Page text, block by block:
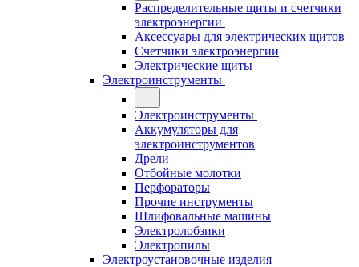
Распределительные щиты и счетчики
электроэнергии
Аксессуары для электрических щитов
Счетчики электроэнергии
Электрические щиты
Электроинструменты
Электроинструменты
Аккумуляторы для
электроинструментов
Дрели
Отбойные молотки
Перфораторы
Прочие инструменты
Шлифовальные машины
Электролобзики
Электропилы
Электроустановочные изделия